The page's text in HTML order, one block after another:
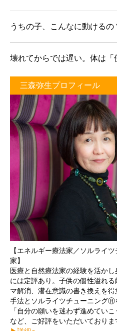
うちの子、こんなに動けるの
壊れてからでは遅い。体は「
三森弥生プロフィール
【エネルギー療法家／ソルライ
家】
医療と自然療法家の経験を活か
には定評あり。子供の個性溢れ
マ解消、潜在意識の書き換えを
手法とソルライツチューニングⓇ
「自分の願いを迷わず進めてい
など、ご好評をいただいておりま